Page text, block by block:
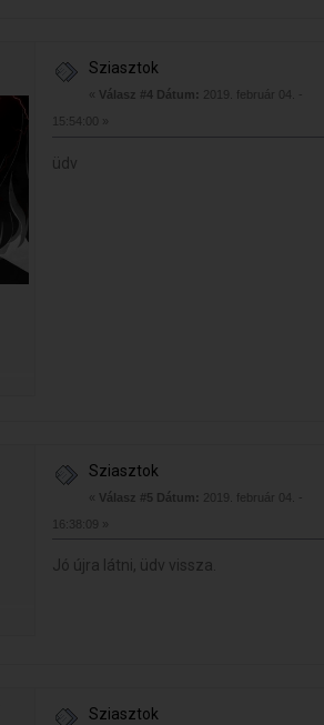
Sziasztok
« Válasz #4 Dátum:
2019. február 04. -
15:54:00 »
üdv
Sziasztok
« Válasz #5 Dátum:
2019. február 04. -
16:38:09 »
Jó újra látni, üdv vissza.
Sziasztok